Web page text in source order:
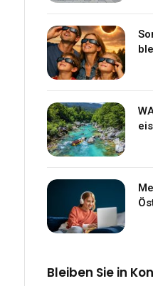
Bleiben Sie in